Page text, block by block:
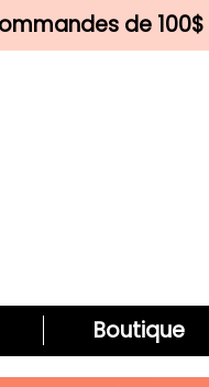
de
Boutique